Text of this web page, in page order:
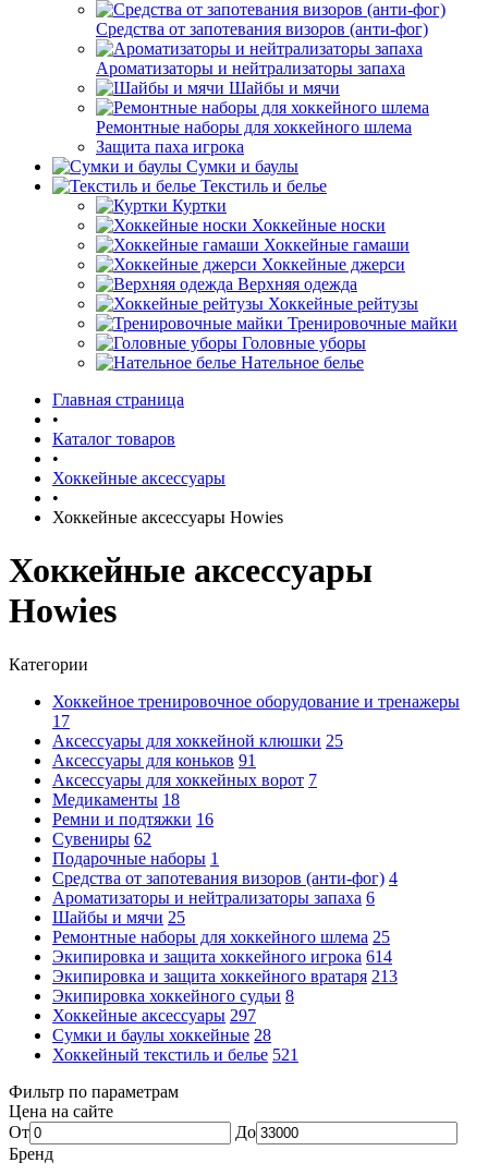
Средства от запотевания визоров (анти-фог)
Ароматизаторы и нейтрализаторы запаха
Шайбы и мячи
Ремонтные наборы для хоккейного шлема
Защита паха игрока
Сумки и баулы
Текстиль и белье
Куртки
Хоккейные носки
Хоккейные гамаши
Хоккейные джерси
Верхняя одежда
Хоккейные рейтузы
Тренировочные майки
Головные уборы
Нательное белье
Главная страница
•
Каталог товаров
•
Хоккейные аксессуары
•
Хоккейные аксессуары Howies
Хоккейные аксессуары
Howies
Категории
Хоккейное тренировочное оборудование и тренажеры
17
Аксессуары для хоккейной клюшки 25
Аксессуары для коньков 91
Аксессуары для хоккейных ворот 7
Медикаменты 18
Ремни и подтяжки 16
Сувениры 62
Подарочные наборы 1
Средства от запотевания визоров (анти-фог) 4
Ароматизаторы и нейтрализаторы запаха 6
Шайбы и мячи 25
Ремонтные наборы для хоккейного шлема 25
Экипировка и защита хоккейного игрока 614
Экипировка и защита хоккейного вратаря 213
Экипировка хоккейного судьи 8
Хоккейные аксессуары 297
Сумки и баулы хоккейные 28
Хоккейный текстиль и белье 521
Фильтр по параметрам
Цена на сайте
От
До
Бренд